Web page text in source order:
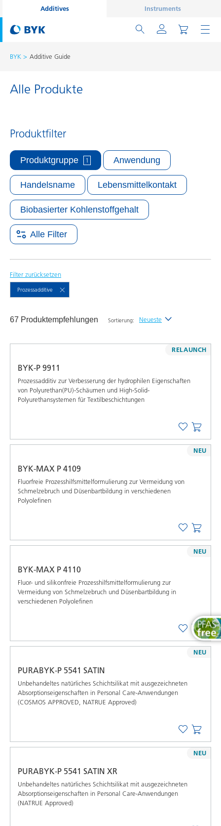
Additives Instruments
BYK Additive Guide
Alle Produkte
Produktfilter
Anwendung
Handelsname Lebensmittelkontakt
Biobasierter Kohlenstoffgehalt
Produktgruppe 1
Alle Filter
Filter zurücksetzen
Prozessadditive
67 Produktempfehlungen Sortierung: Neueste
Alphabetisch (A-Z)
BYK-P 9911
Prozessadditiv zur Verbesserung der hydrophilen Eigenschaften
von Polyurethan(PU)-Schäumen und High-Solid-
Polyurethansystemen für Textilbeschichtungen
RELAUNCH
BYK-MAX P 4109
Fluorfreie Prozesshilfsmittelformulierung zur Vermeidung von
Schmelzebruch und Düsenbartbildung in verschiedenen
Polyolefinen
NEU
BYK-MAX P 4110
Fluor- und silikonfreie Prozesshilfsmittelformulierung zur
Vermeidung von Schmelzebruch und Düsenbartbildung in
verschiedenen Polyolefinen
NEU
PURABYK-P 5541 SATIN
Unbehandeltes natürliches Schichtsilikat mit ausgezeichneten
Absorptionseigenschaften in Personal Care-Anwendungen
(COSMOS APPROVED, NATRUE Approved)
NEU
PURABYK-P 5541 SATIN XR
Unbehandeltes natürliches Schichtsilikat mit ausgezeichneten
Absorptionseigenschaften in Personal Care-Anwendungen
(NATRUE Approved)
NEU